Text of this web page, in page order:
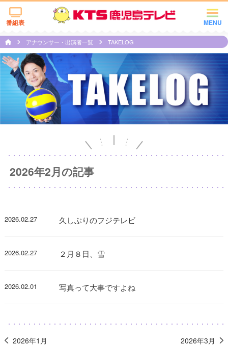
MENU
番組表
アナウンサー・出演者一覧 TAKELOG
2026年2月の記事
2026.02.27 久しぶりのフジテレビ
2026.02.27 ２月８日、雪
2026.02.01 写真って大事ですよね
2026年1月 2026年3月